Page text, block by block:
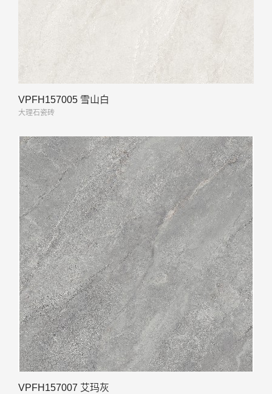
VPFH157005 雪山白
大理石瓷砖
VPFH157007 艾玛灰